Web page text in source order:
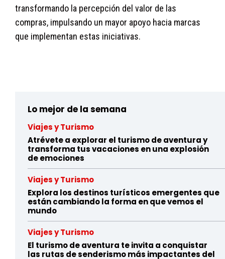
transformando la percepción del valor de las
compras, impulsando un mayor apoyo hacia marcas
que implementan estas iniciativas.
Lo mejor de la semana
Viajes y Turismo
Atrévete a explorar el turismo de aventura y
transforma tus vacaciones en una explosión
de emociones
Viajes y Turismo
Explora los destinos turísticos emergentes que
están cambiando la forma en que vemos el
mundo
Viajes y Turismo
El turismo de aventura te invita a conquistar
las rutas de senderismo más impactantes del